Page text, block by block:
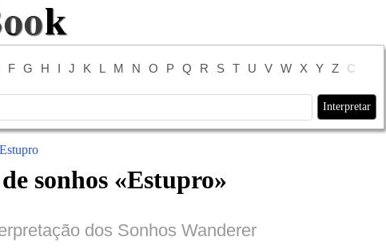
F G H I J K L M N O P Q R S T U V W X Y Z С
Estupro
sonhos «Estupro»
dos Sonhos Wanderer